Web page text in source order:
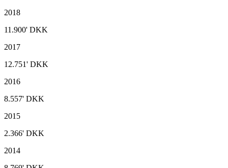
2018
11.900' DKK
2017
12.751' DKK
2016
8.557' DKK
2015
2.366' DKK
2014